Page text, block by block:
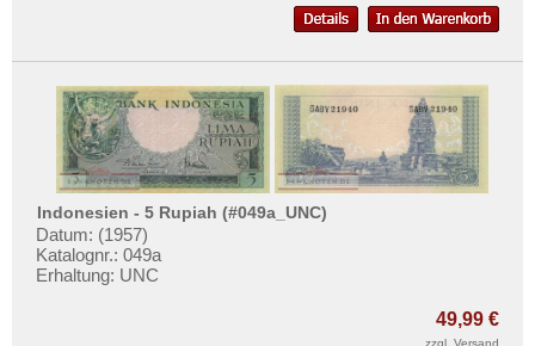
Indonesien - 5 Rupiah (#049a_UNC)
Datum: (1957)
Katalognr.: 049a
Erhaltung: UNC
49,99 €
zzgl. Versand